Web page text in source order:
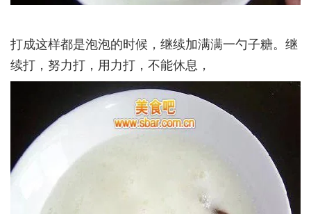
打成这样都是泡泡的时候，继续加满满一勺子糖。继
续打，努力打，用力打，不能休息，­